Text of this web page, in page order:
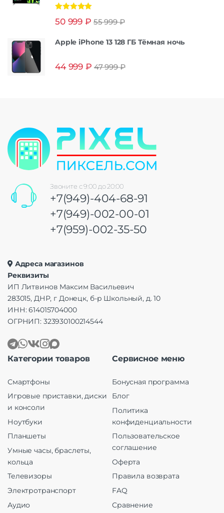
из 5
50 999 ₽ 55 999₽
Apple iPhone 13 128 ГБ Тёмная ночь
44 999 ₽ 47 999₽
Звоните с 9:00 до 20:00
+7(949)-404-68-91
+7(949)-002-00-01
+7(959)-002-35-50
Адреса магазинов
Реквизиты
ИП Литвинов Максим Васильевич
283015, ДНР, г Донецк, б-р Школьный, д. 10
ИНН: 614015704000
ОГРНИП: 323930100214544
Категории товаров
Смартфоны
Игровые приставки, диски
и консоли
Ноутбуки
Планшеты
Умные часы, браслеты,
кольца
Телевизоры
Электротранспорт
Аудио
Сервисное меню
Бонусная программа
Блог
Политика
конфиденциальности
Пользовательское
соглашение
Оферта
Правила возврата
FAQ
Сравнение